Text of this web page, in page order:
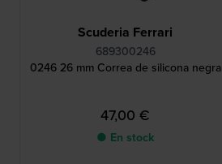
Scuderia Ferrari
689300246
0246 26 mm Correa de silicona negra
47,00 €
● En stock